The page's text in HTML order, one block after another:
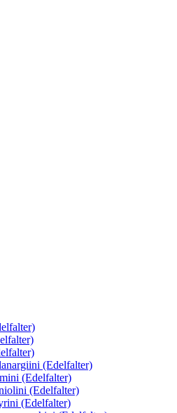
(Edelfalter)
(Edelfalter)
(Edelfalter)
(Edelfalter)